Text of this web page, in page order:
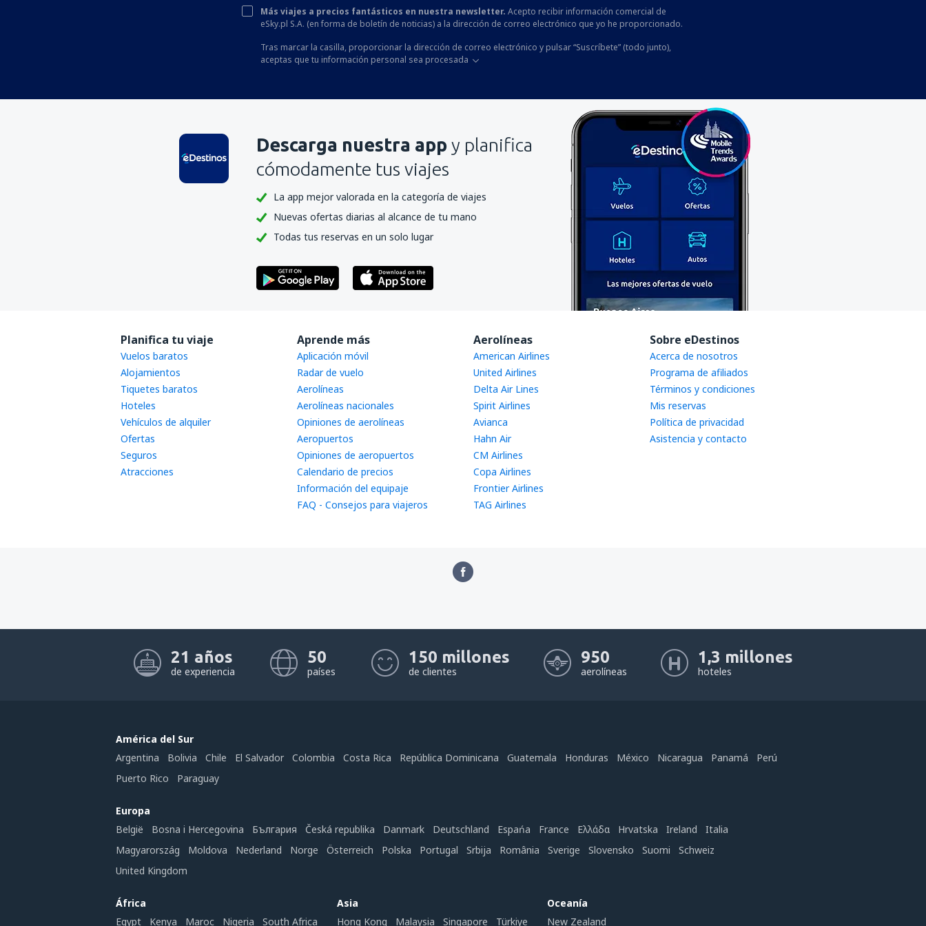
Más viajes a precios fantásticos en nuestra newsletter. Acepto recibir información comercial de
eSky.pl S.A. (en forma de boletín de noticias) a la dirección de correo electrónico que yo he proporcionado.
Tras marcar la casilla, proporcionar la dirección de correo electrónico y pulsar “Suscríbete” (todo junto),
aceptas que tu información personal sea procesada
Descarga nuestra app y planifica
cómodamente tus viajes
La app mejor valorada en la categoría de viajes
Nuevas ofertas diarias al alcance de tu mano
Todas tus reservas en un solo lugar
Planifica tu viaje
Vuelos baratos
Alojamientos
Tiquetes baratos
Hoteles
Vehículos de alquiler
Ofertas
Seguros
Atracciones
Aprende más
Aplicación móvil
Radar de vuelo
Aerolíneas
Aerolíneas nacionales
Opiniones de aerolíneas
Aeropuertos
Opiniones de aeropuertos
Calendario de precios
Información del equipaje
FAQ - Consejos para viajeros
Aerolíneas
American Airlines
United Airlines
Delta Air Lines
Spirit Airlines
Avianca
Hahn Air
CM Airlines
Copa Airlines
Frontier Airlines
TAG Airlines
Sobre eDestinos
Acerca de nosotros
Programa de afiliados
Términos y condiciones
Mis reservas
Política de privacidad
Asistencia y contacto
21 años
de experiencia
50
países
150 millones
de clientes
950
aerolíneas
1,3 millones
hoteles
América del Sur
Argentina
Bolivia Chile El Salvador Colombia Costa Rica República Dominicana Guatemala Honduras México Nicaragua Panamá
Perú
Puerto Rico
Paraguay
Europa
België
Bosna i Hercegovina България Česká republika Danmark Deutschland Espańa France Ελλάδα Hrvatska Ireland
Italia
Magyarország
Moldova Nederland Norge Österreich Polska Portugal Srbija România Sverige Slovensko Suomi
Schweiz
United Kingdom
África
Egypt
Kenya Maroc Nigeria South Africa
Asia
Hong Kong
Malaysia Singapore Türkiye
Oceanía
New Zealand